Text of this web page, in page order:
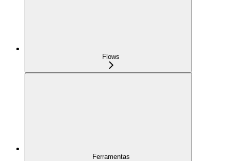
Flows
Ferramentas